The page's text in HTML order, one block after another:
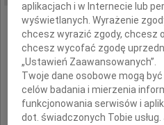
aplikacjach i w Internecie lub
wyświetlanych. Wyrażenie
chcesz wyrazić zgody, chcesz
chcesz wycofać zgodę
„Ustawień Zaawansowanych”.
Twoje dane osobowe mogą
celów badania i mierzenia
funkcjonowania serwisów i
dot. świadczonych Tobie